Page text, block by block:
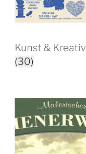
Kunst & Kreativ
(30)